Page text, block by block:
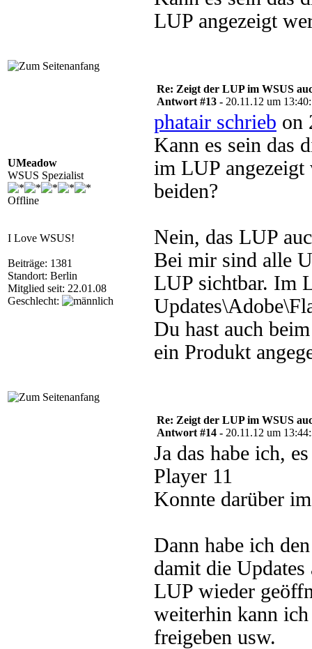
LUP angezeigt
UMeadow
WSUS Spezialist
Offline
I Love WSUS!
Beiträge: 1381
Standort: Berlin
Mitglied seit: 22.01.08
Geschlecht:
Re: Zeigt der LUP im WSUS
Antwort #13 - 20.11.12 um
phatair schrieb on
Kann es sein das
im LUP
beiden?
Nein, das LUP
Bei mir sind alle
LUP sichtbar. Im
Du hast auch
ein Produkt
Re: Zeigt der LUP im WSUS
Antwort #14 - 20.11.12 um
Ja das habe ich,
Player 11
Konnte darüber
Dann habe ich
damit die
LUP wieder
weiterhin kann
freigeben usw.